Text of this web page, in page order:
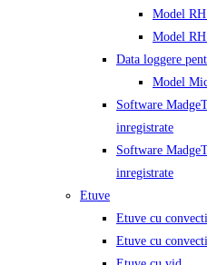
Model
Model
Data loggere
Model
Software
inregistrate
Software
inregistrate
Etuve
Etuve cu
Etuve cu